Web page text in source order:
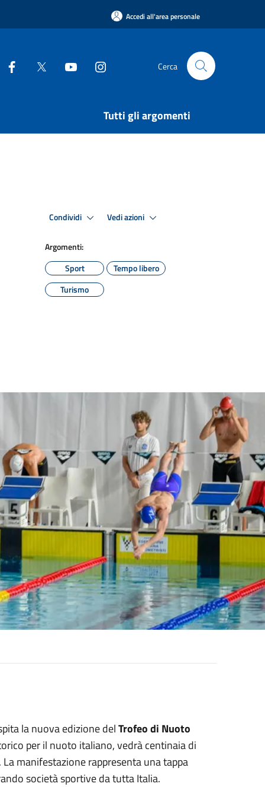
Accedi all'area personale
Cerca
Tutti gli argomenti
Condividi Vedi azioni
Argomenti:
Sport
Tempo libero
Turismo
la nuova edizione delTrofeo di Nuoto
per il nuoto italiano, vedrà centinaia di
manifestazione rappresenta una tappa
società sportive da tutta Italia.